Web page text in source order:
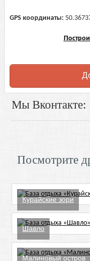
GPS координаты:
Мы Вконтакте:
Посмотрите
Курайские зори
Шавло
Малиновый остров